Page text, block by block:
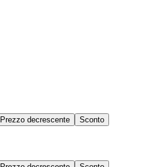
Prezzo decrescente Sconto